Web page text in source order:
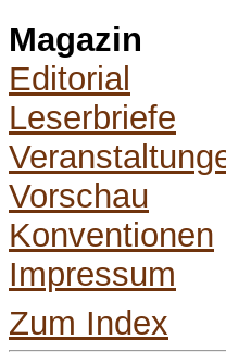
Magazin
Editorial
Leserbriefe
Vorschau
Konventionen
Impressum
Zum Index